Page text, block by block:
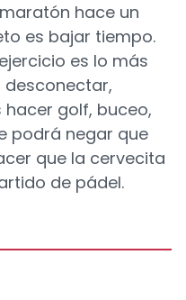
hace un
es bajar tiempo.
es lo más
golf, buceo,
podrá negar que
que la cervecita
de pádel.